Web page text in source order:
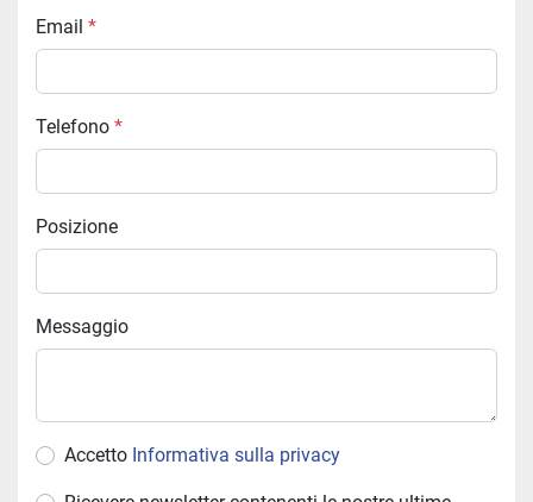
Email *
Telefono *
Posizione
Messaggio
Accetto Informativa sulla privacy